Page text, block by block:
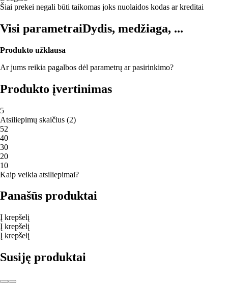
Šiai prekei negali būti taikomas joks nuolaidos kodas ar kreditai
Visi parametraiDydis, medžiaga, ...
Produkto užklausa
Ar jums reikia pagalbos dėl parametrų ar pasirinkimo?
Produkto įvertinimas
5
Atsiliepimų skaičius (2)
52
40
30
20
10
Kaip veikia atsiliepimai?
Panašūs produktai
Į krepšelį
Į krepšelį
Į krepšelį
Susiję produktai